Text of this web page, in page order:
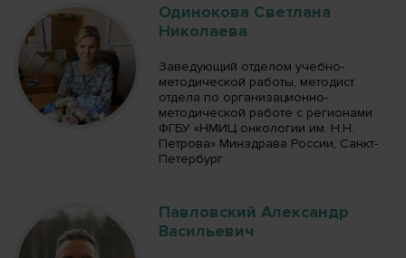
Одинокова Светлана
Николаева
Заведующий отделом учебно-
методической работы, методист
отдела по организационно-
методической работе с регионами
ФГБУ «НМИЦ онкологии им. Н.Н.
Петрова» Минздрава России, Санкт-
Петербург
Павловский Александр
Васильевич